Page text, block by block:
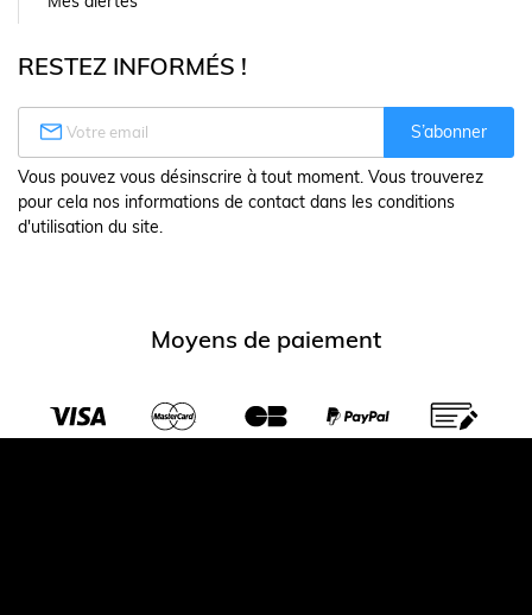
RESTEZ INFORMÉS !
 S’abonner
Vous pouvez vous désinscrire à tout moment. Vous trouverez
pour cela nos informations de contact dans les conditions
d'utilisation du site.
Moyens de paiement